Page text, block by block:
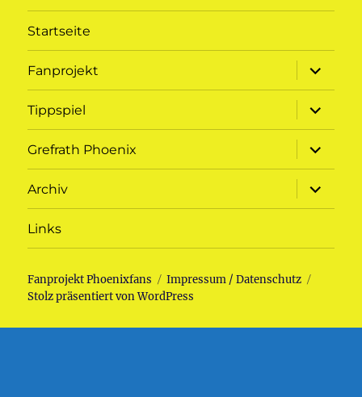
Startseite
Fanprojekt
öffnen
Tippspiel
öffnen
Grefrath Phoenix
öffnen
Archiv
öffnen
Links
Fanprojekt Phoenixfans
Impressum / Datenschutz
Stolz präsentiert von WordPress